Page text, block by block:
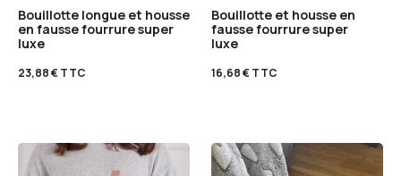
Bouillotte longue et housse
en fausse fourrure super
luxe
23,88€TTC
Bouillotte et housse en
fausse fourrure super
luxe
16,68€TTC